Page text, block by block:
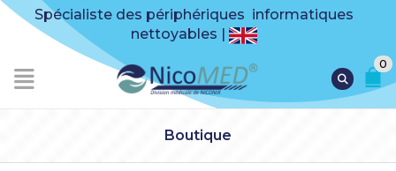
Spécialiste des périphériques informatiques
nettoyables |
0
Boutique